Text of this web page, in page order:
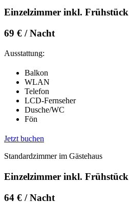
Einzelzimmer inkl. Frühstück
69 € / Nacht
Ausstattung:
Balkon
WLAN
Telefon
LCD-Fernseher
Dusche/WC
Fön
Jetzt buchen
Standardzimmer im Gästehaus
Einzelzimmer inkl. Frühstück
64 € / Nacht